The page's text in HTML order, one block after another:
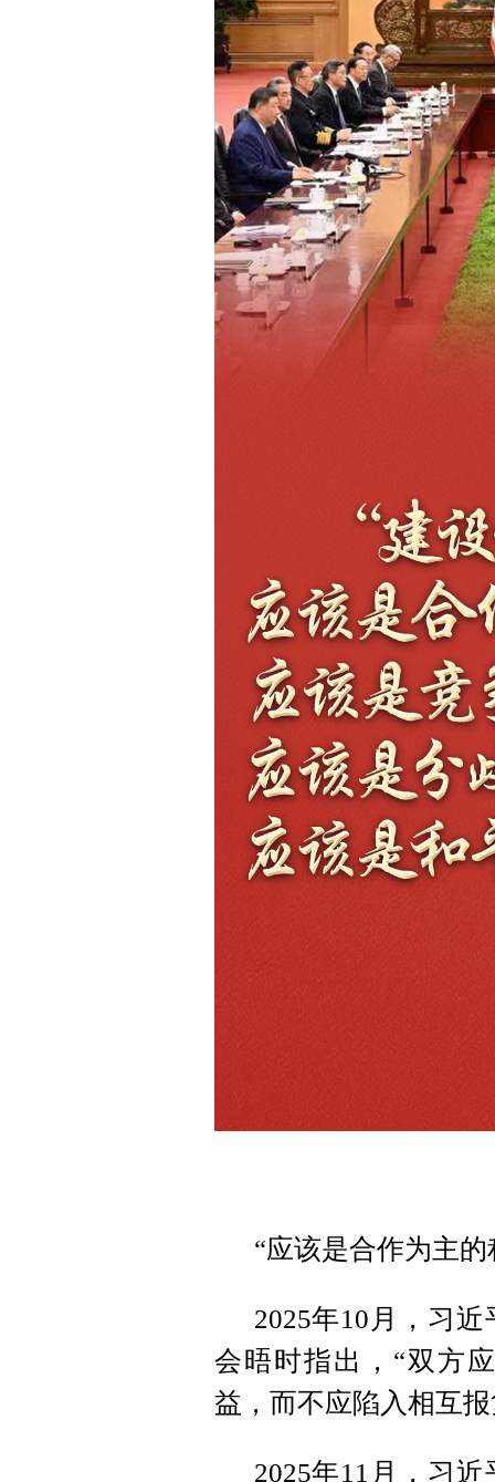
“应该是合作为主
2025年10月，习
会晤时指出，“双方
益，而不应陷入相互
2025年11月，习